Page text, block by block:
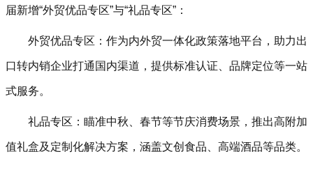
届新增‌“外贸优品专区”‌与‌“礼品专区”‌：
外贸优品专区‌：作为内外贸一体化政策落地平台，助力出
口转内销企业打通国内渠道，提供标准认证、品牌定位等一站
式服务。
礼品专区‌：瞄准中秋、春节等节庆消费场景，推出高附加
值礼盒及定制化解决方案，涵盖文创食品、高端酒品等品类。